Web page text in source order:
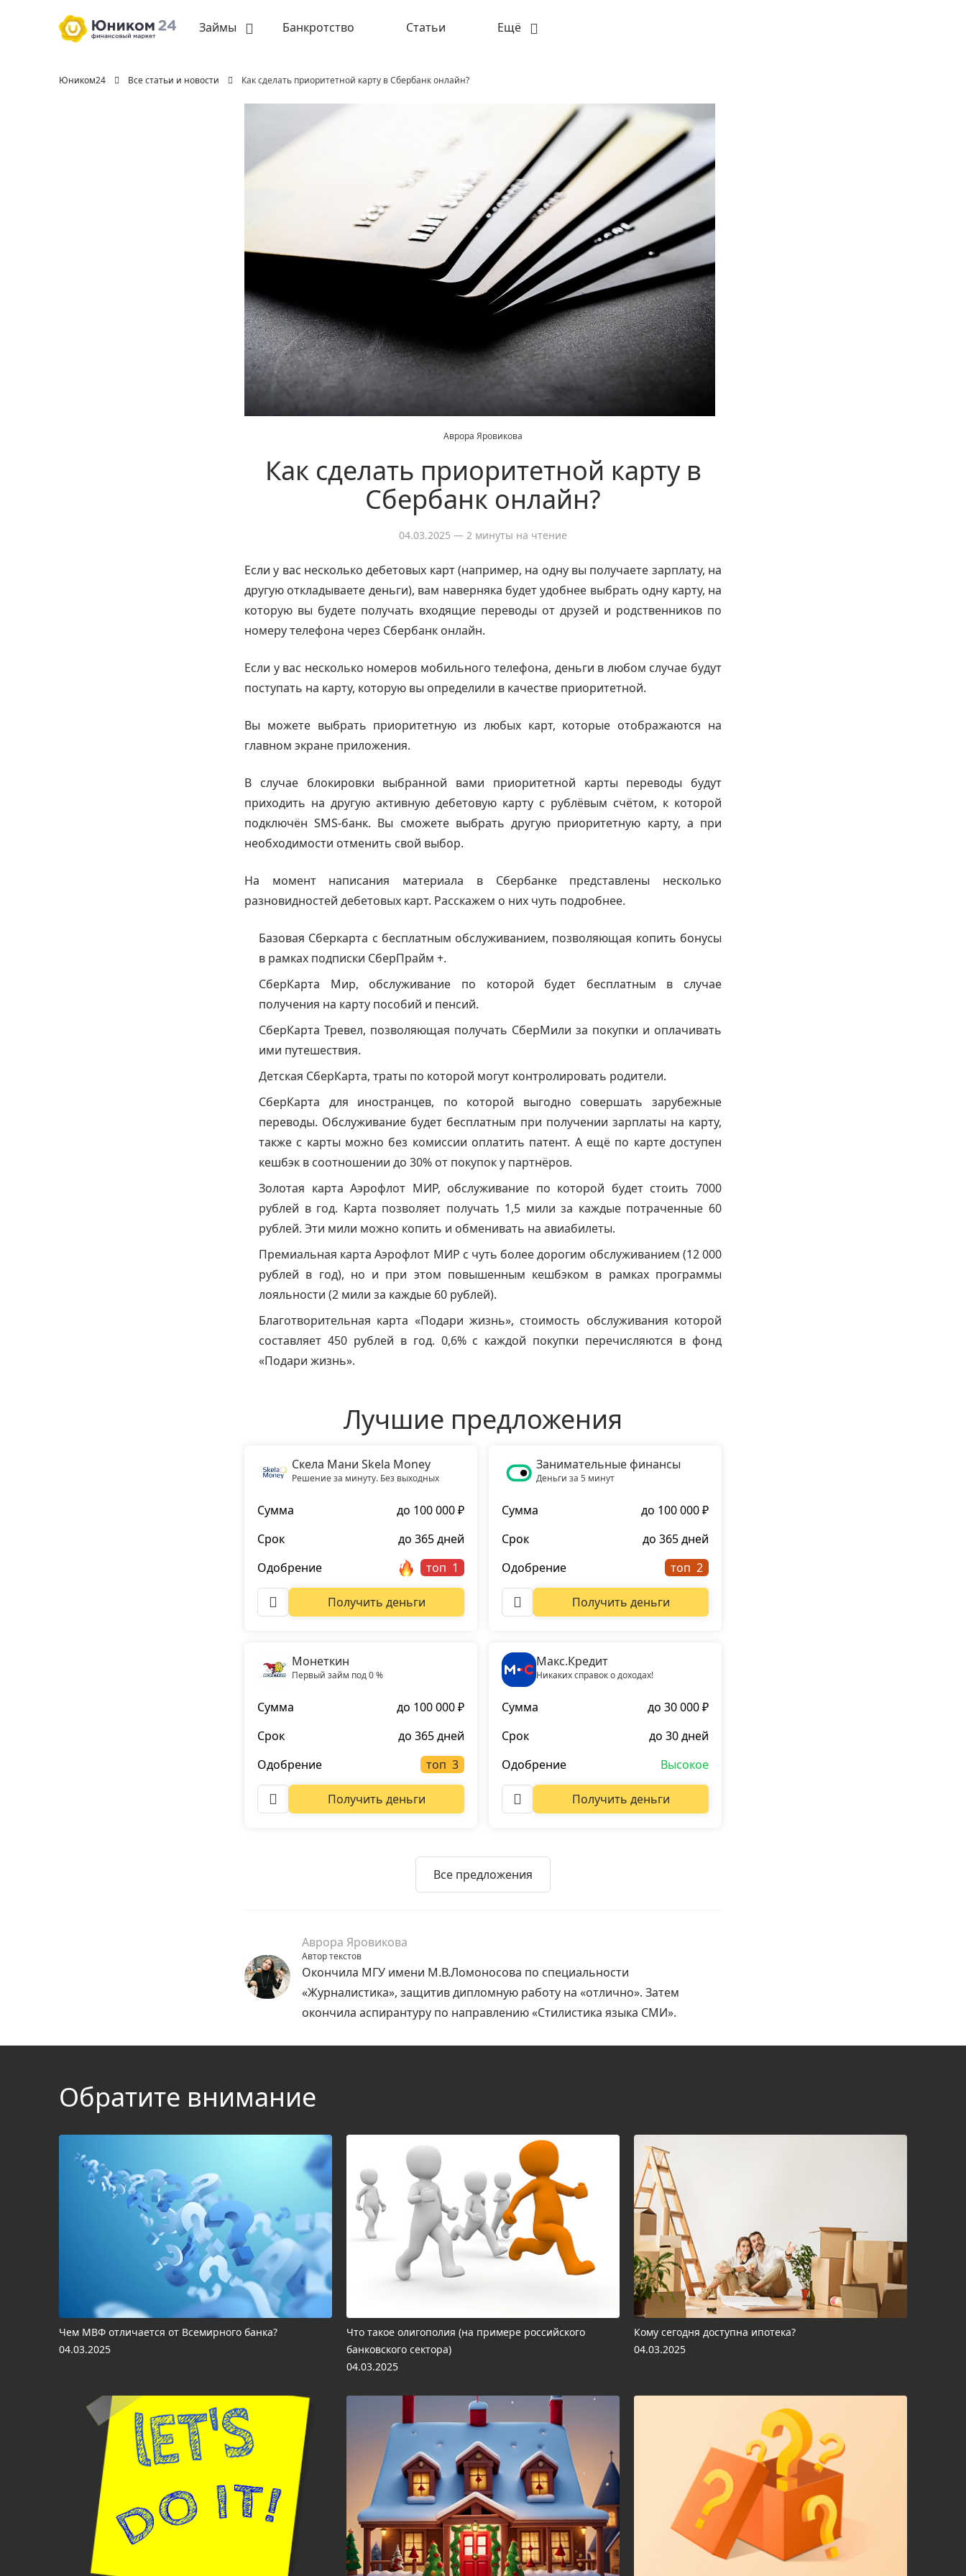
Займы Банкротство Статьи Ещё
Юником24 Все статьи и новости Как сделать приоритетной карту в Сбербанк онлайн?
Аврора Яровикова
Как сделать приоритетной карту в
Сбербанк онлайн?
04.03.2025 — 2 минуты на чтение
Если у вас несколько дебетовых карт (например, на одну вы получаете зарплату, на
другую откладываете деньги), вам наверняка будет удобнее выбрать одну карту, на
которую вы будете получать входящие переводы от друзей и родственников по
номеру телефона через Сбербанк онлайн.
Если у вас несколько номеров мобильного телефона, деньги в любом случае будут
поступать на карту, которую вы определили в качестве приоритетной.
Вы можете выбрать приоритетную из любых карт, которые отображаются на
главном экране приложения.
В случае блокировки выбранной вами приоритетной карты переводы будут
приходить на другую активную дебетовую карту с рублёвым счётом, к которой
подключён SMS-банк. Вы сможете выбрать другую приоритетную карту, а при
необходимости отменить свой выбор.
На момент написания материала в Сбербанке представлены несколько
разновидностей дебетовых карт. Расскажем о них чуть подробнее.
Базовая Сберкарта с бесплатным обслуживанием, позволяющая копить бонусы
в рамках подписки СберПрайм +.
СберКарта Мир, обслуживание по которой будет бесплатным в случае
получения на карту пособий и пенсий.
СберКарта Тревел, позволяющая получать СберМили за покупки и оплачивать
ими путешествия.
Детская СберКарта, траты по которой могут контролировать родители.
СберКарта для иностранцев, по которой выгодно совершать зарубежные
переводы. Обслуживание будет бесплатным при получении зарплаты на карту,
также с карты можно без комиссии оплатить патент. А ещё по карте доступен
кешбэк в соотношении до 30% от покупок у партнёров.
Золотая карта Аэрофлот МИР, обслуживание по которой будет стоить 7000
рублей в год. Карта позволяет получать 1,5 мили за каждые потраченные 60
рублей. Эти мили можно копить и обменивать на авиабилеты.
Премиальная карта Аэрофлот МИР с чуть более дорогим обслуживанием (12 000
рублей в год), но и при этом повышенным кешбэком в рамках программы
лояльности (2 мили за каждые 60 рублей).
Благотворительная карта «Подари жизнь», стоимость обслуживания которой
составляет 450 рублей в год. 0,6% с каждой покупки перечисляются в фонд
«Подари жизнь».
Лучшие предложения
Скела Мани Skela Money
Решение за минуту. Без выходных
Сумма
до 100 000 ₽
Срок
до 365 дней
Одобрение
топ
Получить деньги
Занимательные финансы
Деньги за 5 минут
Сумма
до 100 000 ₽
Срок
до 365 дней
Одобрение
топ
Получить деньги
Монеткин
Первый займ под 0 %
Сумма
до 100 000 ₽
Срок
до 365 дней
Одобрение
топ
Получить деньги
Макс.Кредит
Никаких справок о доходах!
Сумма
до 30 000 ₽
Срок
до 30 дней
Одобрение
Высокое
Получить деньги
Все предложения
Аврора Яровикова
Автор текстов
Окончила МГУ имени М.В.Ломоносова по специальности
«Журналистика», защитив дипломную работу на «отлично». Затем
окончила аспирантуру по направлению «Стилистика языка СМИ».
Обратите внимание
Чем МВФ отличается от Всемирного банка?
04.03.2025
Что такое олигополия (на примере российского
банковского сектора)
04.03.2025
Кому сегодня доступна ипотека?
04.03.2025